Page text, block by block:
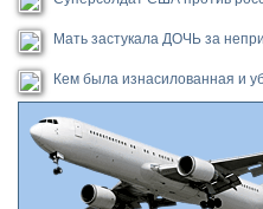
Мать застукала ДОЧЬ за
Кем была изнасилованная и